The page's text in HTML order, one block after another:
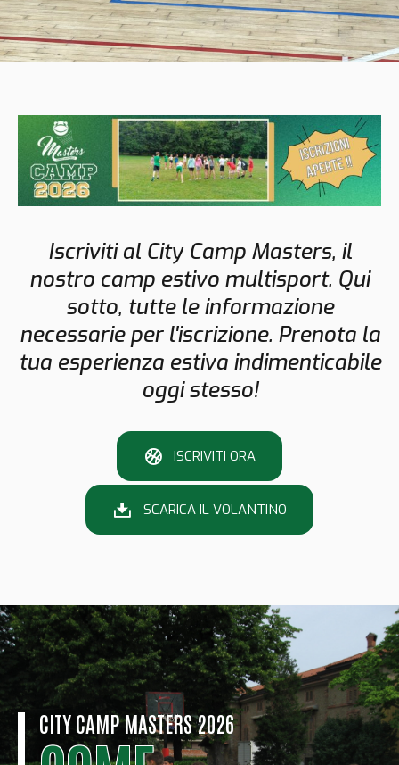
Iscriviti al City Camp Masters, il
nostro camp estivo multisport. Qui
sotto, tutte le informazione
necessarie per l'iscrizione. Prenota la
tua esperienza estiva indimenticabile
oggi stesso!
ISCRIVITI ORA
SCARICA IL VOLANTINO
CITY CAMP MASTERS 2026